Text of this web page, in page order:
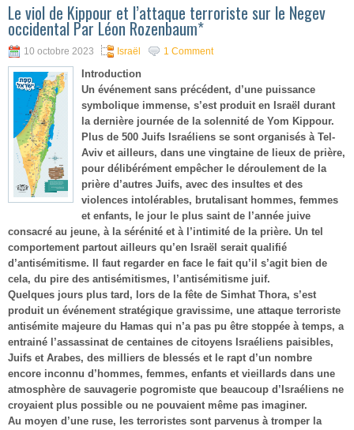
Le viol de Kippour et l’attaque terroriste sur le Negev
occidental Par Léon Rozenbaum*
10 octobre 2023 Israël 1 Comment
Introduction
Un événement sans précédent, d’une puissance
symbolique immense, s’est produit en Israël durant
la dernière journée de la solennité de Yom Kippour.
Plus de 500 Juifs Israéliens se sont organisés à Tel-
Aviv et ailleurs, dans une vingtaine de lieux de prière,
pour délibérément empêcher le déroulement de la
prière d’autres Juifs, avec des insultes et des
violences intolérables, brutalisant hommes, femmes
et enfants, le jour le plus saint de l’année juive
consacré au jeune, à la sérénité et à l’intimité de la prière. Un tel
comportement partout ailleurs qu’en Israël serait qualifié
d’antisémitisme. Il faut regarder en face le fait qu’il s’agit bien de
cela, du pire des antisémitismes, l’antisémitisme juif.
Quelques jours plus tard, lors de la fête de Simhat Thora, s’est
produit un événement stratégique gravissime, une attaque terroriste
antisémite majeure du Hamas qui n’a pas pu être stoppée à temps, a
entrainé l’assassinat de centaines de citoyens Israéliens paisibles,
Juifs et Arabes, des milliers de blessés et le rapt d’un nombre
encore inconnu d’hommes, femmes, enfants et vieillards dans une
atmosphère de sauvagerie pogromiste que beaucoup d’Israéliens ne
croyaient plus possible ou ne pouvaient même pas imaginer.
Au moyen d’une ruse, les terroristes sont parvenus à tromper la